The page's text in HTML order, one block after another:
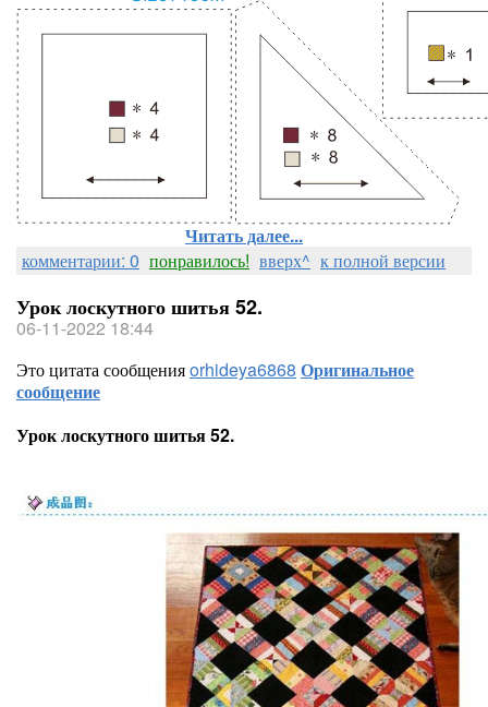
Читать далее...
комментарии: 0 понравилось! вверх^ к полной версии
Урок лоскутного шитья 52.
06-11-2022 18:44
Это цитата сообщенияorhideya6868 Оригинальное
сообщение
Урок лоскутного шитья 52.